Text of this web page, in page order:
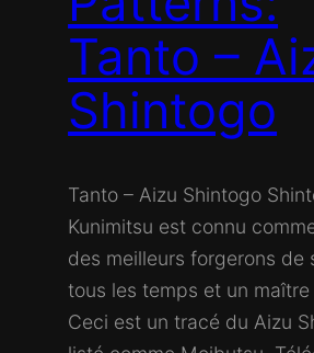
Tanto –
Shintogo
Tanto – Aizu Shintogo
Kunimitsu est connu
des meilleurs forgerons de
tous les temps et un
Ceci est un tracé du Aizu